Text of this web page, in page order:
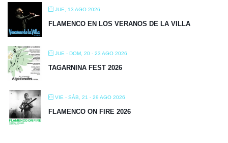
JUE, 13 AGO 2026
FLAMENCO EN LOS VERANOS DE LA VILLA
JUE - DOM, 20 - 23 AGO 2026
TAGARNINA FEST 2026
VIE - SÁB, 21 - 29 AGO 2026
FLAMENCO ON FIRE 2026